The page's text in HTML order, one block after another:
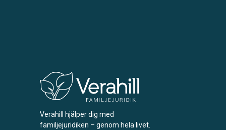
Verahill hjälper dig med
familjejuridiken – genom hela livet.